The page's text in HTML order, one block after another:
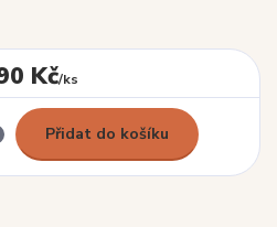
Kč/ks
Přidat do košíku